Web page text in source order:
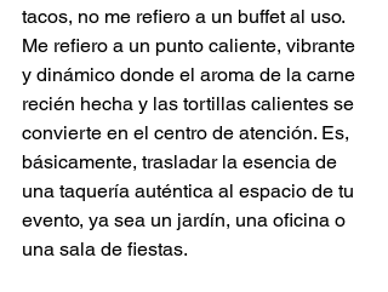
tacos, no me refiero a un buffet al uso.
Me refiero a un punto caliente, vibrante
y dinámico donde el aroma de la carne
recién hecha y las tortillas calientes se
convierte en el centro de atención. Es,
básicamente, trasladar la esencia de
una taquería auténtica al espacio de tu
evento, ya sea un jardín, una oficina o
una sala de fiestas.